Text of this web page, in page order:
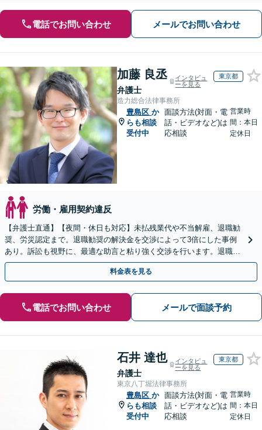
電話でお問い合わせ メールでお問い合わせ
加藤 良丞
弁護士
インタビュ
ーを見る
東京都
造力総合法律事務所
豊島区 か
らも相談
受付中
面談方法(対面・電
話・ビデオなど)は
応相談
営業時
間：本日
定休日
労働・雇用契約違反
【弁護士直通】【夜間・休日も対応】未払残業代や不当解雇、退職勧
奨、労災認定まで。退職勧奨の解決金を交渉によって3倍にした事例
あり。訴訟も視野に、最適な助言と粘り強く交渉を行います。退職前
後、育休中などの状況でも歓迎。まずはご相談下さい！
料金表を見る
電話でお問い合わせ メールで面談予約
石井 達也
弁護士
インタビュ
ーを見る
東京都
東京八丁堀法律事務所
豊島区 か
らも相談
受付中
面談方法(対面・電
話・ビデオなど)は
応相談
営業時
間：本日
定休日